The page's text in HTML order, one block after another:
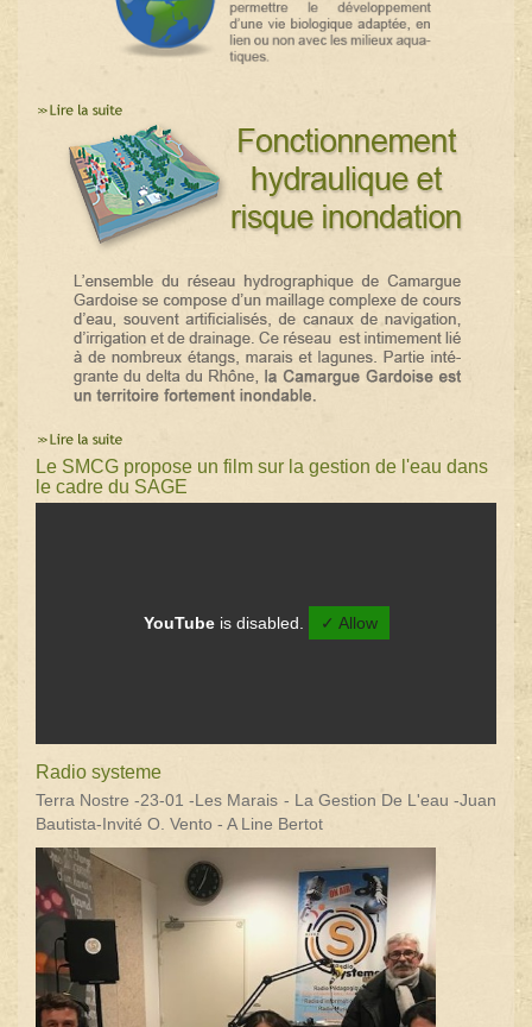
Le SMCG propose un film sur la gestion de l'eau dans
le cadre du SAGE
YouTubeis disabled. ✓ Allow
Radio systeme
Terra Nostre -23-01 -Les Marais - La Gestion De L'eau -Juan
Bautista-Invité O. Vento - A Line Bertot